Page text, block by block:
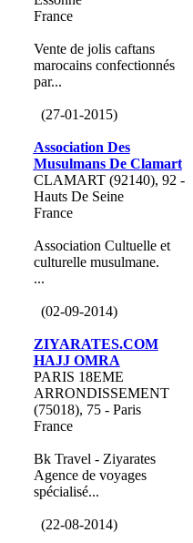
France
Vente de jolis caftans
marocains confectionnés
par...
(27-01-2015)
Association Des
Musulmans De Clamart
CLAMART (92140), 92 -
Hauts De Seine
France
Association Cultuelle et
culturelle musulmane.
...
(02-09-2014)
ZIYARATES.COM
HAJJ OMRA
PARIS 18EME
ARRONDISSEMENT
(75018), 75 - Paris
France
Bk Travel - Ziyarates
Agence de voyages
spécialisé...
(22-08-2014)